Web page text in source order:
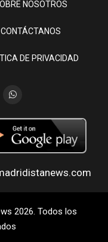
NOSOTROS
CONTÁCTANOS
DE PRIVACIDAD
2026. Todos los